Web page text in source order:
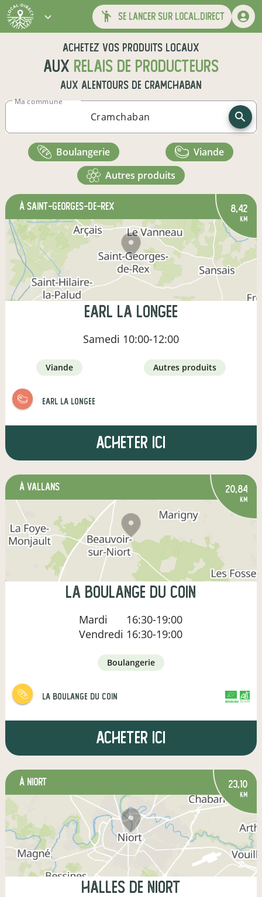
se lancer sur local.direct
Achetez vos produits locaux
aux relais de producteurs
aux alentours de Cramchaban
Ma commune
boulangerie
viande
autres produits
à Saint-Georges-de-Rex 8,42
km
earl la longee
Samedi 10:00-12:00
viande autres produits
earl la longee
Acheter ici
à VALLANS 20,84
km
la boulange du coin
Mardi
16:30-19:00
Vendredi 16:30-19:00
boulangerie
la boulange du coin CERTIFIÉ PAR FR-BIO-01
AGRICULTURE FRANCE
Acheter ici
à Niort 23,10
km
Halles de Niort